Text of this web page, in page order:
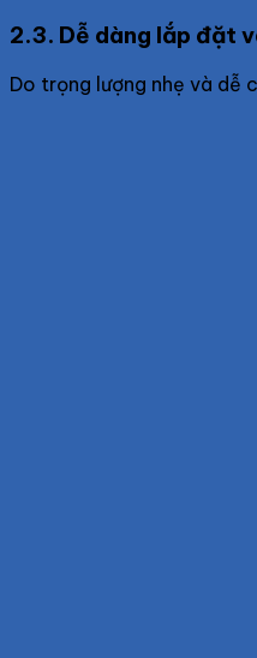
2.3. Dễ dàng lắp đặt
Do trọng lượng nhẹ và dễ